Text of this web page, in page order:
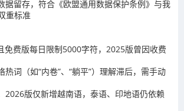
据留存，符合《欧盟通用数据保护条例》与我
重标准
免费版每日限制5000字符，2025版曾因收费
热词（如“内卷”、“躺平”）理解滞后，需手动
2026版仅新增越南语，泰语、印地语仍依赖